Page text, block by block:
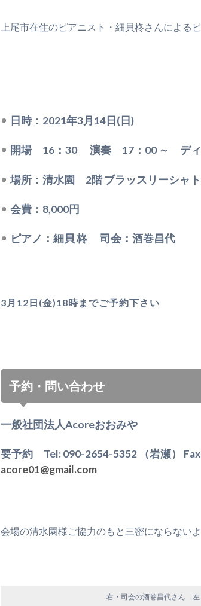
上尾市在住のピアニスト・細貝柊さんによる
日時：2021年3月14日(日)
開場 16：30 演奏 17：00 ～ ディ
場所：清水園 2階 ブラッスリーシャ
会費：8,000円
ピアノ：細貝 柊 司会：酒巻昌代
3月12日(金)18時までご予約下さい
予約・問い合わせ
一般社団法人Acoreおおみや
要予約 Tel: 090-2654-5352 （岩瀬）
acore01@gmail.com
会場の清水園様ご協力のもと三密にならない
右・司会の酒巻昌代さん 左